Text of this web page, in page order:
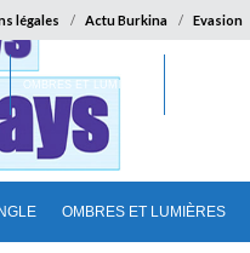
légales Actu Burkina Evasion
OMBRES ET LUMIÈRES
OMBRES ET LUMIÈRES